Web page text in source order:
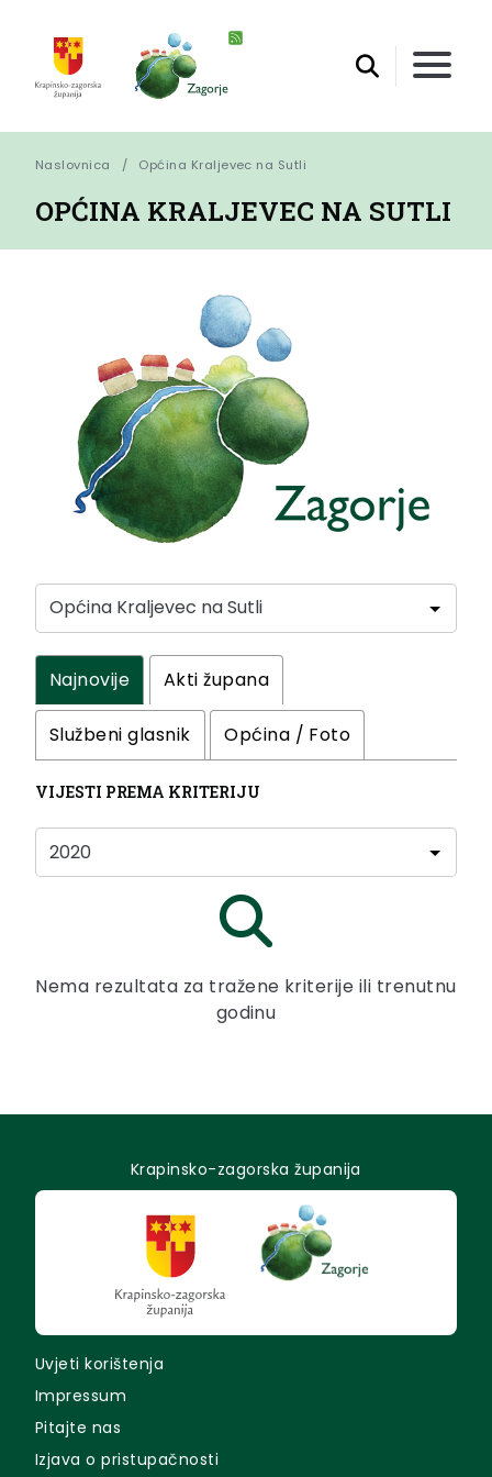
Naslovnica Općina Kraljevec na Sutli
OPĆINA KRALJEVEC NA SUTLI
Najnovije Akti župana
Službeni glasnik Općina / Foto
VIJESTI PREMA KRITERIJU
Nema rezultata za tražene kriterije ili trenutnu
godinu
Krapinsko-zagorska županija
Uvjeti korištenja
Impressum
Pitajte nas
Izjava o pristupačnosti